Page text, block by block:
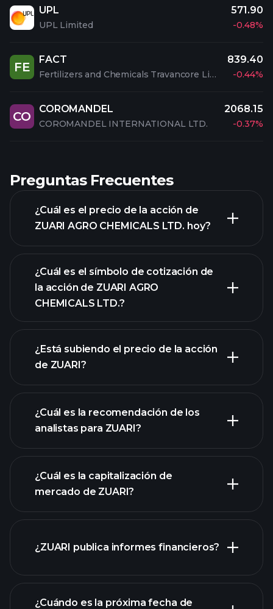
UPL
UPL Limited
571.90
-0.48%
FE
FACT
Fertilizers and Chemicals Travancore Limited
839.40
-0.44%
CO
COROMANDEL
COROMANDEL INTERNATIONAL LTD.
2068.15
-0.37%
Preguntas Frecuentes
¿Cuál es el precio de la acción de
ZUARI AGRO CHEMICALS LTD. hoy?
gráfico avanzado
¿Cuál es el símbolo de cotización de
la acción de ZUARI AGRO
CHEMICALS LTD.?
¿Está subiendo el precio de la acción
de ZUARI?
gráfico de
ZUARI
¿Cuál es la recomendación de los
analistas para ZUARI?
¿Cuál es la capitalización de
mercado de ZUARI?
nuestra lista de acciones
¿ZUARI publica informes financieros?
los estados financieros
de ZUARI
¿Cuándo es la próxima fecha de